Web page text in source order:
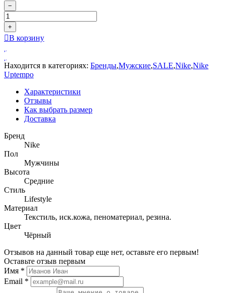
−
+
В корзину
Находится в категориях: Бренды,Мужские,SALE,Nike,Nike
Uptempo
Характеристики
Отзывы
Как выбрать размер
Доставка
Бренд
Nike
Пол
Мужчины
Высота
Средние
Стиль
Lifestyle
Материал
Текстиль, иск.кожа, пеноматериал, резина.
Цвет
Чёрный
Отзывов на данный товар еще нет, оставьте его первым!
Оставьте отзыв первым
Имя *
Email *